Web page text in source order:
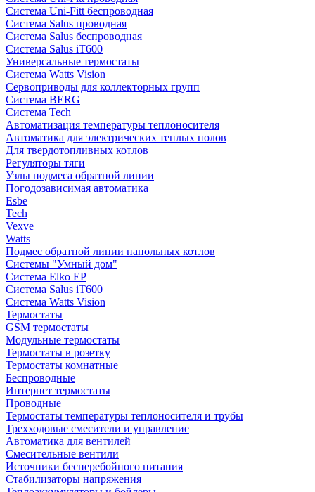
Система Uni-Fitt беспроводная
Система Salus проводная
Система Salus беспроводная
Система Salus iT600
Универсальные термостаты
Система Watts Vision
Сервоприводы для коллекторных групп
Система BERG
Система Tech
Автоматизация температуры теплоносителя
Автоматика для электрических теплых полов
Для твердотопливных котлов
Регуляторы тяги
Узлы подмеса обратной линии
Погодозависимая автоматика
Esbe
Tech
Vexve
Watts
Подмес обратной линии напольных котлов
Системы "Умный дом"
Система Elko EP
Система Salus iT600
Система Watts Vision
Термостаты
GSM термостаты
Модульные термостаты
Термостаты в розетку
Термостаты комнатные
Беспроводные
Интернет термостаты
Проводные
Термостаты температуры теплоносителя и трубы
Трехходовые смесители и управление
Автоматика для вентилей
Смесительные вентили
Источники бесперебойного питания
Стабилизаторы напряжения